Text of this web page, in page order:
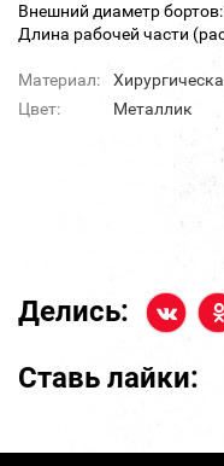
Внешний диаметр
Длина рабочей части
Материал:
Цвет:
Металлик
Делись:
Ставь лайки: